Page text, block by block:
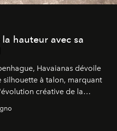
hauteur avec sa
Havaianas dévoile
silhouette à talon, marquant
créative de la